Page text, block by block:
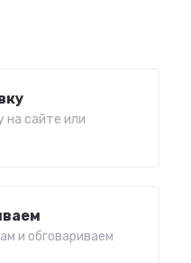
на сайте или
и обговариваем